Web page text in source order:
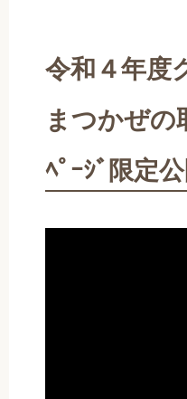
令和４年度
まつかぜの
ﾍﾟｰｼﾞ限定公